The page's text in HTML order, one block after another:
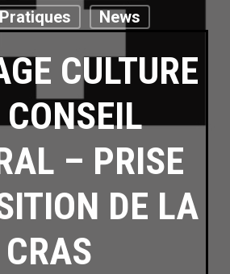
News
CULTURE
– PRISE
DE LA
CRAS